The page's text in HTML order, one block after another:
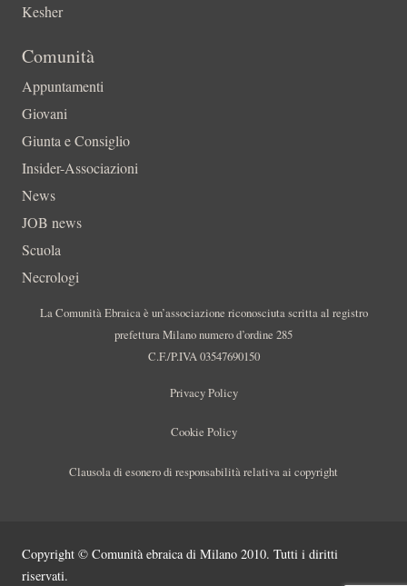
Kesher
Comunità
Appuntamenti
Giovani
Giunta e Consiglio
Insider-Associazioni
News
JOB news
Scuola
Necrologi
La Comunità Ebraica è un’associazione riconosciuta scritta al registro
prefettura Milano numero d’ordine 285
C.F./P.IVA 03547690150
Privacy Policy
Cookie Policy
Clausola di esonero di responsabilità relativa ai copyright
Copyright © Comunità ebraica di Milano 2010. Tutti i diritti
riservati.